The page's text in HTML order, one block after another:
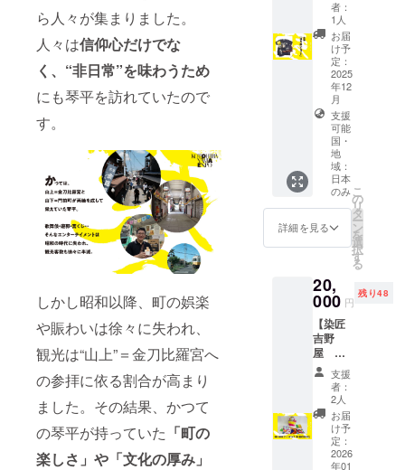
ら人々が集まりました。
人々は信仰心だけでな
く、“非日常”を味わうため
にも琴平を訪れていたので
す。
しかし昭和以降、町の娯楽
や賑わいは徐々に失われ、
観光は“山上”＝金刀比羅宮へ
の参拝に依る割合が高まり
ました。その結果、かつて
の琴平が持っていた 「町の
楽しさ」や「文化の厚み」
望され
る方
は、備
考欄に
掲載し
たいお
名前を
ご記入
くださ
い。
（企業
名、
ニック
ネーム
考欄に
ご記入
は、掲
載いた
しませ
ん。 ＜
掲載サ
イズ＞
30万円
以上：
文字サ
イズ特
大又は
ロゴ掲
出 10万
出 10万
円以上
30万円
未満：
文字サ
イズ大
3万円以
上10万
円未
満：文
字サイ
ズ中 3
万円未
満：文
ズ小 ※
複数の
組み合
わせて
いただ
いた場
合は額
に応じ
てサイ
ズを調
整致し
ます。
ト（ご
相談の
うえ調
整可
能） ※
ご支援
いただ
いた方
のお名
前を
ホーム
ページ
に掲載
させて
いただ
きま
す。
（希望
み） 掲
載を希
望され
る方
は、備
考欄に
掲載し
たいお
名前を
ご記入
くださ
い。
（企業
※来店希
望日時
を備考
欄にご
記載く
ださ
い。 定
休日/
木〜土
曜日 営
業時
間/11:0
17:00
体験は
11:00〜
13:00〜
15:00〜
スター
ト（ご
相談の
うえ調
整可
能） ※
ご支援
いただ
いた方
のお名
前を
ホーム
トで竹
あかり
として
使用し
ない孟
宗竹を
余すこ
となく
つか
い、も
のづく
りや産
地の活
性化を
ていま
す。焙
さしい
香り
と、笹
の風
味・旨
味を活
かした
笹菓子
たち。
竹の産
地の想
いを受
け取っ
権】 江
戸時代
から“讃
岐のこ
んぴら
酒”と呼
ばれ、
海上交
通の守
り神・
金刀比
羅宮の
御神酒
として
れ続け
ている
230年の
歴史が
誇る自
慢のお
酒と、
お酒に
あうお
つま
み、オ
リジナ
ルグッ
ズを
セット
にしま
者：
1人
お届
け予
定：
2025
年12
月
支援
可能
国・
地
域：
日本
のみ
詳細を見る
こ
の
リ
タ
ー
ン
を
選
択
す
る
20,
000 円
残り48
【染匠
吉野
屋 イ
チ推
し！】
トート
バッグ
（小）
詰め合
わせ 香
支援
者：
2人
お届
け予
定：
2026
年01